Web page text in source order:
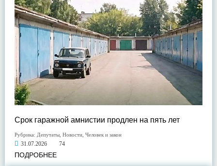
Срок гаражной амнистии продлен на пять лет
Рубрика: Депутаты Новости Человек и закон
31.07.2026 74
ПОДРОБНЕЕ